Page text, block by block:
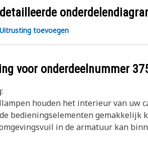
Uitrusting toevoegen
voor onderdeelnummer
houden het interieur van uw
bedieningselementen gemakkelijk
in de armatuur kan